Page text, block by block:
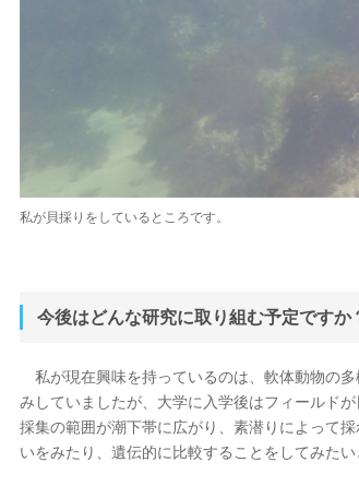
私が貝採りをしているところです。
今後はどんな研究に取り組む予定ですか
私が現在興味を持っているのは、軟体動物の
みしていましたが、大学に入学後はフィールド
採集の範囲が潮下帯に広がり、素潜りによって
いをみたり、遺伝的に比較することをしてみたい